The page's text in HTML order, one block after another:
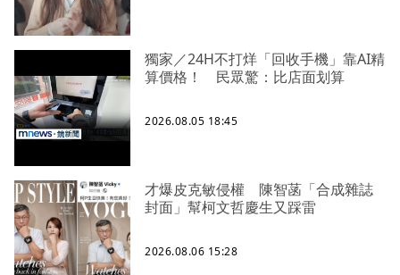
獨家／24H不打烊「回收手機」靠AI精
算價格！ 民眾驚：比店面划算
2026.08.05 18:45
才爆皮克敏侵權 陳智菡「合成雜誌
封面」幫柯文哲慶生又踩雷
2026.08.06 15:28